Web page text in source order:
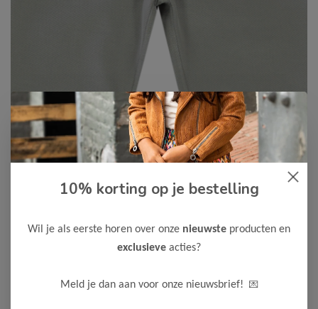
Cars Jeans -50%
15,00 29,99
Maak een keuze:
10% korting op je bestelling
Wil je als eerste horen over onze nieuwste producten en
exclusieve acties?
Meld je dan aan voor onze nieuwsbrief! 💌